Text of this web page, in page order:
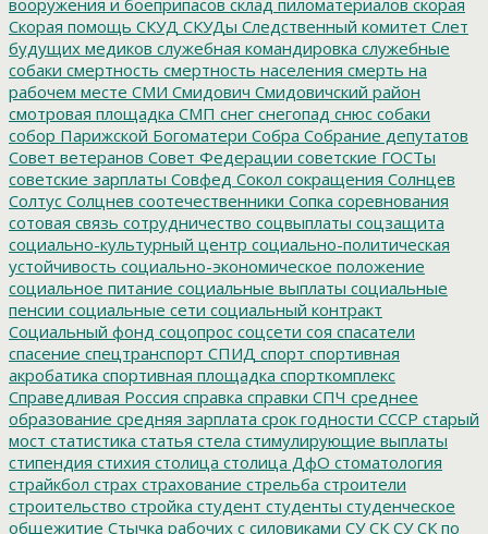
Скорая помощь СКУД СКУДы Следственный комитет Слет
будущих медиков служебная командировка служебные
собаки смертность смертность населения смерть на
рабочем месте СМИ Смидович Смидовичский район
смотровая площадка СМП снег снегопад снюс собаки
собор Парижской Богоматери Собра Собрание депутатов
Совет ветеранов Совет Федерации советские ГОСТы
советские зарплаты Совфед Сокол сокращения Солнцев
Солтус Солцнев соотечественники Сопка соревнования
сотовая связь сотрудничество соцвыплаты соцзащита
социально-культурный центр социально-политическая
устойчивость социально-экономическое положение
социальное питание социальные выплаты социальные
пенсии социальные сети социальный контракт
Социальный фонд соцопрос соцсети соя спасатели
спасение спецтранспорт СПИД спорт спортивная
акробатика спортивная площадка спорткомплекс
Справедливая Россия справка справки СПЧ среднее
образование средняя зарплата срок годности СССР старый
мост статистика статья стела стимулирующие выплаты
стипендия стихия столица столица ДфО стоматология
страйкбол страх страхование стрельба строители
строительство стройка студент студенты студенческое
общежитие Стычка рабочих с силовиками СУ СК СУ СК по